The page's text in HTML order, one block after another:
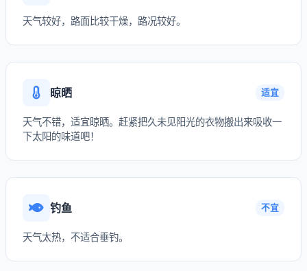
天气较好，路面比较干燥，路况较好。
晾晒 适宜
天气不错，适宜晾晒。赶紧把久未见阳光的衣物搬出来吸收一
下太阳的味道吧！
钓鱼 不宜
天气太热，不适合垂钓。